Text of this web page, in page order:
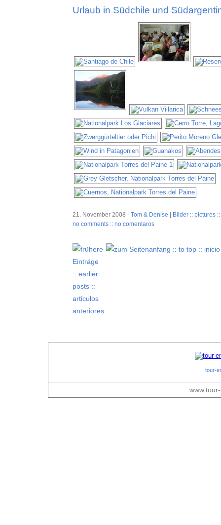
Urlaub in Südchile und
21. November 2008 - Tom & Denise | Bilder :: pictures ::
no comments :: no comentaros
tour-